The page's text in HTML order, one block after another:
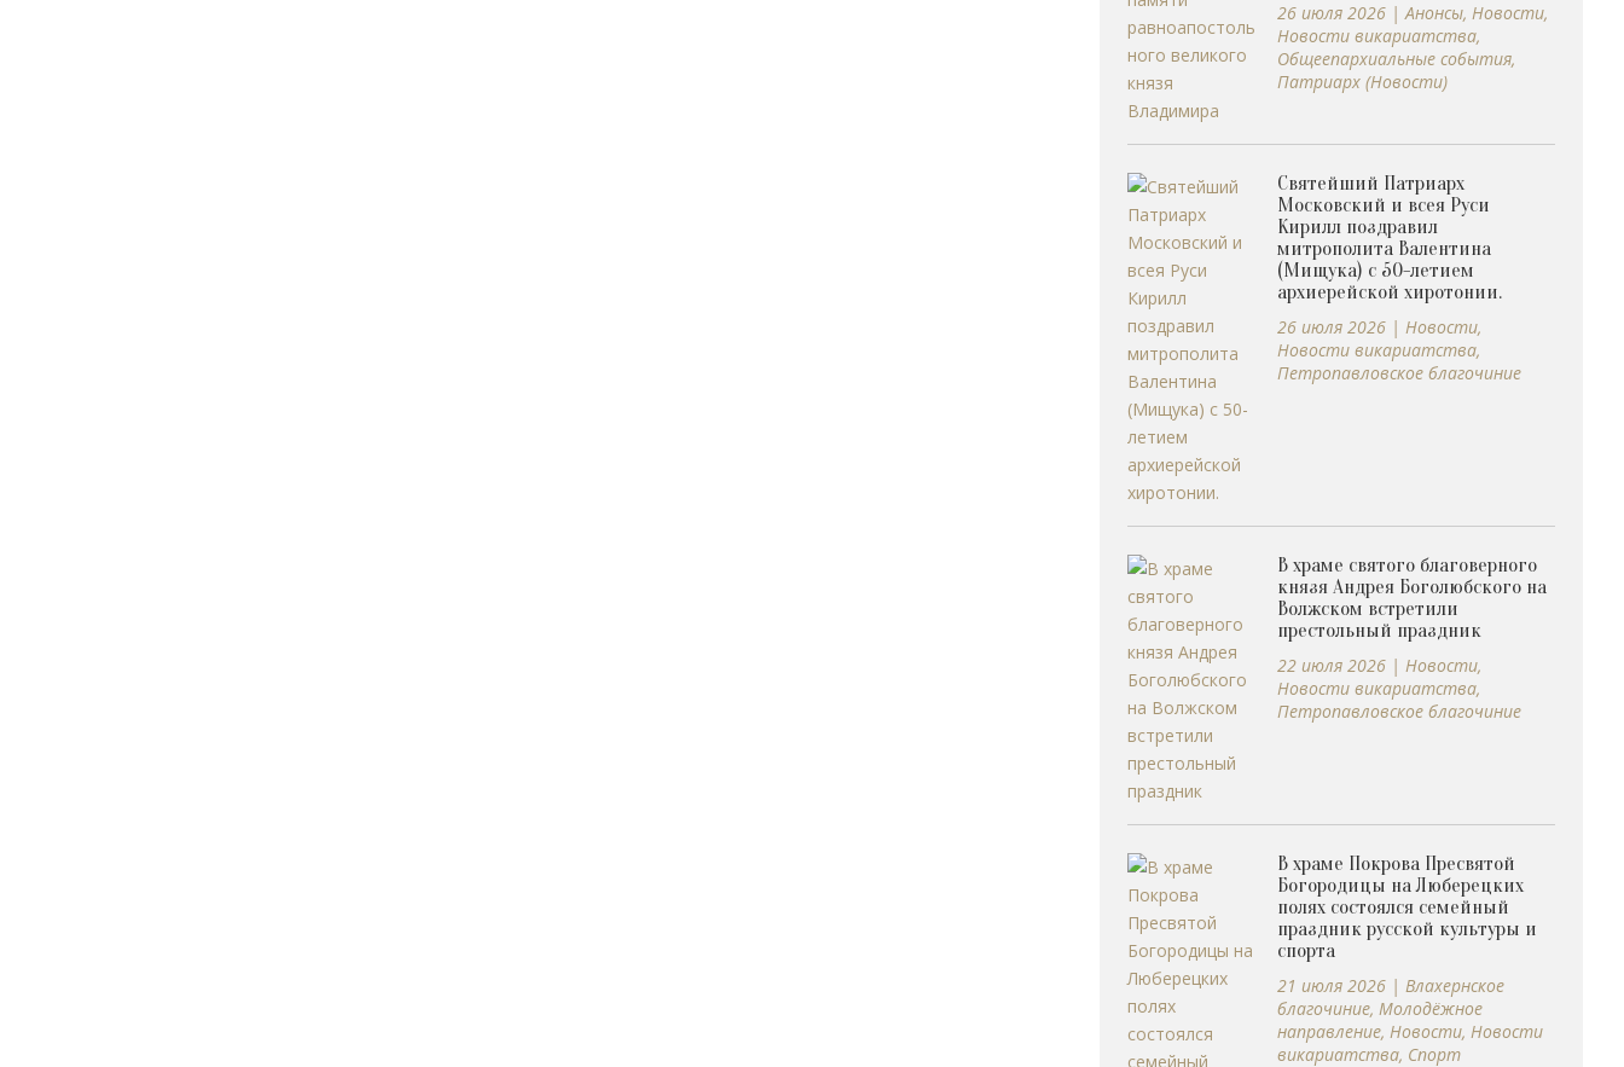
26 июля 2026 |Анонсы,Новости,
Новости викариатства,
Общеепархиальные события,
Патриарх (Новости)
Святейший Патриарх
Московский и всея Руси
Кирилл поздравил
митрополита Валентина
(Мищука) с 50-летием
архиерейской хиротонии.
26 июля 2026 |Новости,
Новости викариатства,
Петропавловское благочиние
В храме святого благоверного
князя Андрея Боголюбского на
Волжском встретили
престольный праздник
22 июля 2026 |Новости,
Новости викариатства,
Петропавловское благочиние
В храме Покрова Пресвятой
Богородицы на Люберецких
полях состоялся семейный
праздник русской культуры и
спорта
21 июля 2026 |Влахернское
благочиние,Молодёжное
направление,Новости,Новости
викариатства, Спорт